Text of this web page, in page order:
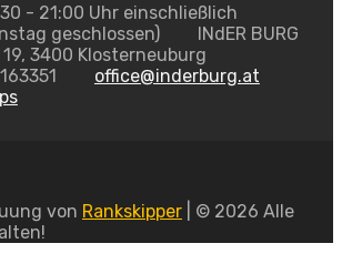
- 21:00 Uhr einschließlich
geschlossen)
INdER BURG
3400 Klosterneuburg
office@inderburg.at
von Rankskipper | © 2026 Alle